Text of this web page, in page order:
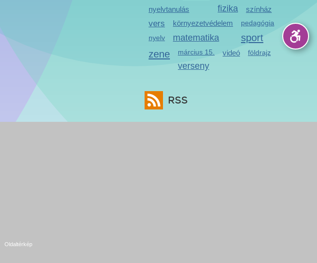
nyelvtanulás fizika színház
vers környezetvédelem pedagógia
sport
matematika
zene március 15. videó
nyelv
földrajz
verseny
RSS
Oldaltérkép